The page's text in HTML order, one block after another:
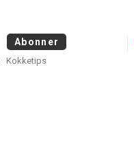
Abonner
Kokketips